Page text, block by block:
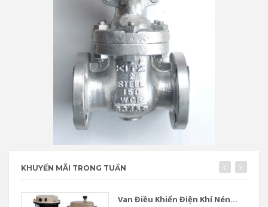
KHUYẾN MÃI TRONG TUẦN
Van Điều Khiển Điện Khí Nén...